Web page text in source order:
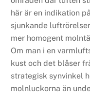
här är en indikation
sjunkande
mer homogent
Om man i en
kust och det blåser
strategisk synvinkel
molnluckorna än